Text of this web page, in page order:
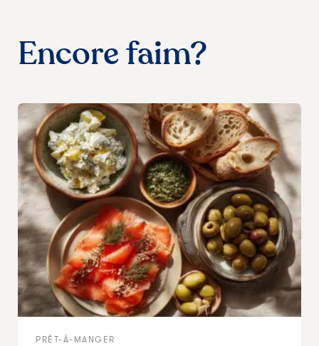
Encore faim?
PRÊT-À-MANGER